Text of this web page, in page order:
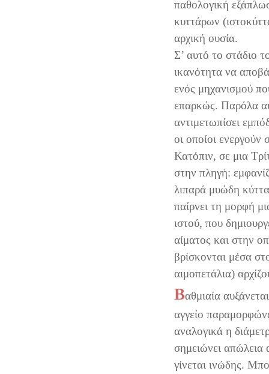
παθολογική
κυττάρων
αρχική ουσία.
Σ’ αυτό το στάδιο
ικανότητα να
ενός μηχανισμού
επαρκώς. Παρόλα
αντιμετωπίσει
οι οποίοι ενεργούν
Κατόπιν, σε μια
στην πληγή:
λιπαρά μυώδη
παίρνει τη μορφή
ιστού, που
αίματος και στην
βρίσκονται μέσα
αιμοπετάλια)
Βαθμιαία
αγγείο
αναλογικά η
σημειώνει απώλεια
γίνεται ινώδης.